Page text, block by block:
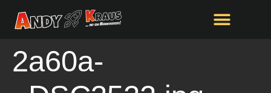
springen
2a60a-